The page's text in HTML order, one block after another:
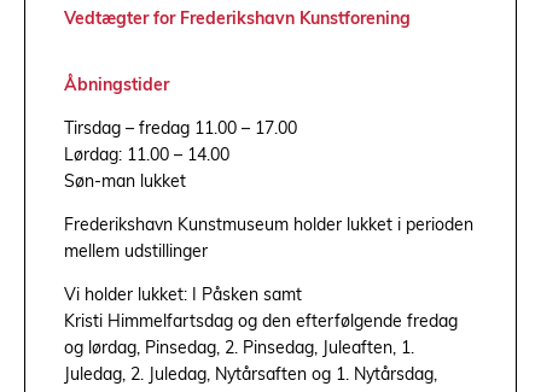
Vedtægter for Frederikshavn Kunstforening
Åbningstider
Tirsdag – fredag 11.00 – 17.00
Lørdag: 11.00 – 14.00
Søn-man lukket
Frederikshavn Kunstmuseum holder lukket i perioden
mellem udstillinger
Vi holder lukket: I Påsken samt
Kristi Himmelfartsdag og den efterfølgende fredag
og lørdag, Pinsedag, 2. Pinsedag, Juleaften, 1.
Juledag, 2. Juledag, Nytårsaften og 1. Nytårsdag,